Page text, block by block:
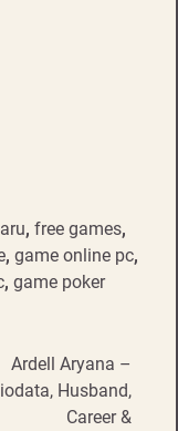
, free games,
, game online pc,
, game poker
Ardell Aryana –
Husband,
Career &